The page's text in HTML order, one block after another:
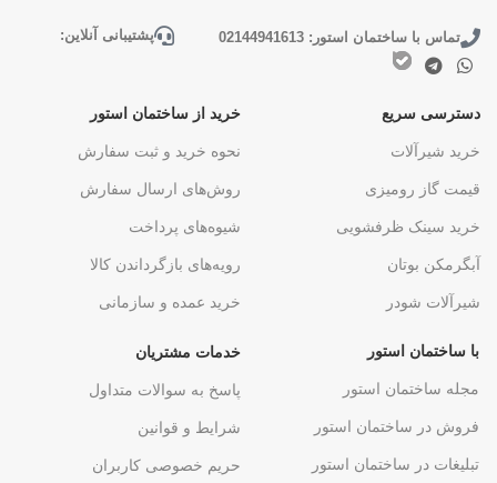
تماس با ساختمان استور: 02144941613 پشتیبانی آنلاین:
دسترسی سریع
خرید شیرآلات
قیمت گاز رومیزی
خرید سینک ظرفشویی
آبگرمکن بوتان
شیرآلات شودر
خرید از ساختمان استور
نحوه خرید و ثبت سفارش
روش‌های ارسال سفارش
شیوه‌های پرداخت
رویه‌های بازگرداندن کالا
خرید عمده و سازمانی
با ساختمان استور
مجله ساختمان استور
فروش در ساختمان استور
تبلیغات در ساختمان استور
خدمات مشتریان
پاسخ به سوالات متداول
شرایط و قوانین
حریم خصوصی کاربران